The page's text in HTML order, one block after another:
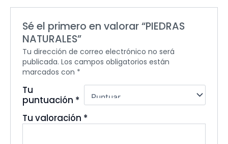
Sé el primero en valorar “PIEDRAS
NATURALES”
Tu dirección de correo electrónico no será
publicada. Los campos obligatorios están
marcados con *
Tu
puntuación *
Tu valoración *